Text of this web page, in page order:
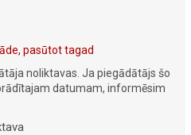
pasūtot tagad
noliktavas. Ja piegādātājs šo
datumam, informēsim